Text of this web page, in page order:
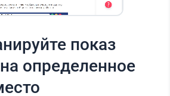
показ
определенное